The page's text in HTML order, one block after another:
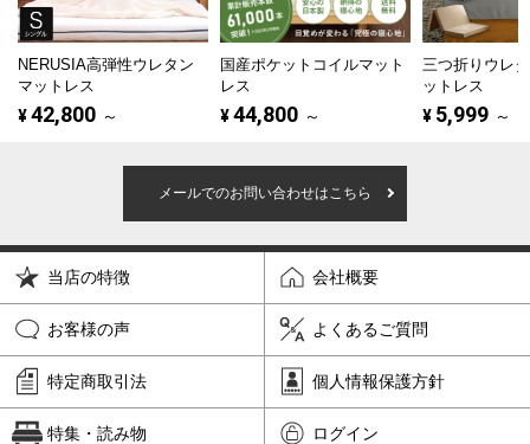
NERUSIA高弾性ウレタン
マットレス
¥42,800 ～
国産ポケットコイルマット
レス
¥44,800 ～
三つ折りウレ
ットレス
¥ 5,999 ～
メールでのお問い合わせはこちら
当店の特徴 会社概要
お客様の声 よくあるご質問
特定商取引法 個人情報保護方針
特集・読み物 ログイン